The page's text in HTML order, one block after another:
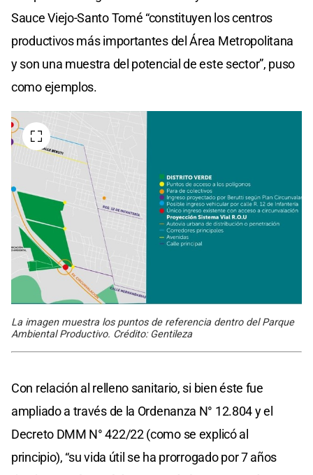
Sauce Viejo-Santo Tomé “constituyen los centros
productivos más importantes del Área Metropolitana
y son una muestra del potencial de este sector”, puso
como ejemplos.
La imagen muestra los puntos de referencia dentro del Parque
Ambiental Productivo. Crédito: Gentileza
Con relación al relleno sanitario, si bien éste fue
ampliado a través de la Ordenanza N° 12.804 y el
Decreto DMM N° 422/22 (como se explicó al
principio), “su vida útil se ha prorrogado por 7 años